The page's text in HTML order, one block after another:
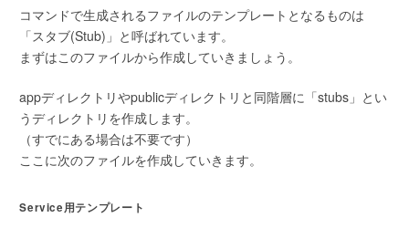
コマンドで生成されるファイルのテンプレートとなるものは
「スタブ(Stub)」と呼ばれています。
まずはこのファイルから作成していきましょう。
appディレクトリやpublicディレクトリと同階層に「stubs」とい
うディレクトリを作成します。
（すでにある場合は不要です）
ここに次のファイルを作成していきます。
Service用テンプレート